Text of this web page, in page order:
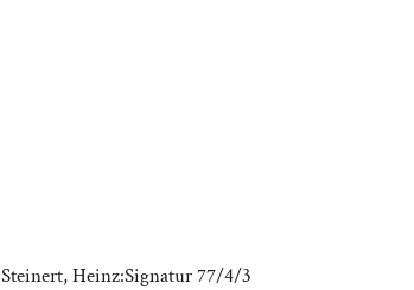
Steinert, Heinz:Signatur 77/4/3